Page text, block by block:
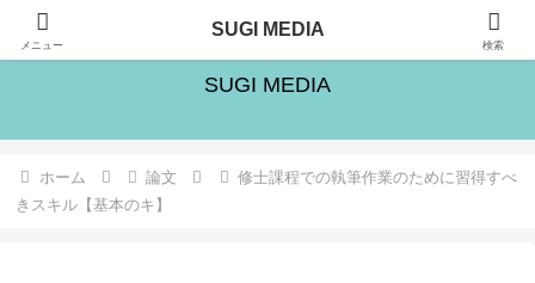
旅・シゴト・人生の楽しみ方を追求するブログ
SUGI MEDIA
ホーム 論文
修士課程での執筆作業のために習得すべ
きスキル【基本のキ】
メニュー
SUGI MEDIA
検索